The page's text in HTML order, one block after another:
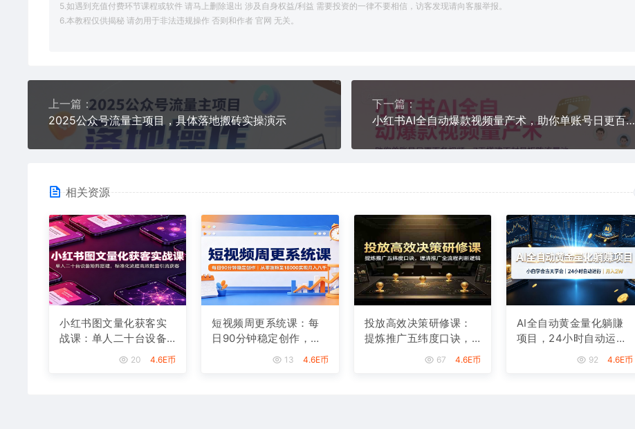
5.如遇到充值付费环节课程或软件 请马上删除退出 涉及自身权益/利益 需要投资的一律不要相信，访客发现请向客服举报。
6.本教程仅供揭秘 请勿用于非法违规操作 否则和作者 官网 无关。
上一篇：
2025公众号流量主项目，具体落地搬砖实操演示
下一篇：
小红书AI全自动爆款视频量产术，助你单账号日更百条视频，7天搭建不封号矩阵流量池
相关资源
小红书图文量化获客实
战课：单人二十台设备
矩阵搭建，标准化流程
20 4.6E币
短视频周更系统课：每
日90分钟稳定创作，从
零涨粉至18000实现月
13 4.6E币
投放高效决策研修课：
提炼推广五纬度口诀，
理清推广全流程判断逻
67 4.6E币
AI全自动黄金量化躺賺
项目，24小时自动运
行，月入2W！ 92 4.6E币